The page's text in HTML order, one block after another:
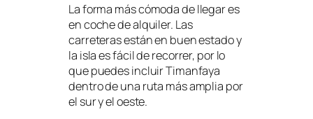
La forma más cómoda de llegar es
en coche de alquiler. Las
carreteras están en buen estado y
la isla es fácil de recorrer, por lo
que puedes incluir Timanfaya
dentro de una ruta más amplia por
el sur y el oeste.